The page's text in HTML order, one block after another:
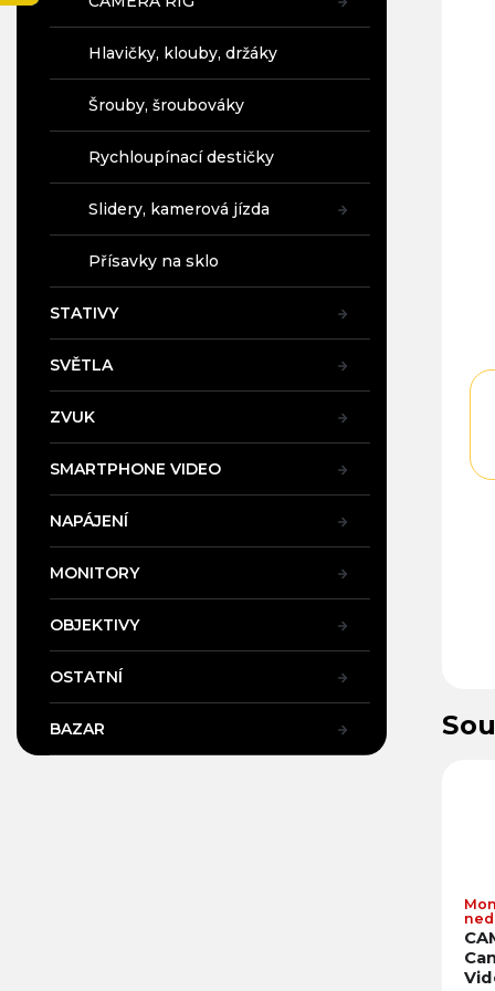
Hlavičky, klouby, držáky
Šrouby, šroubováky
Rychloupínací destičky
Slidery, kamerová jízda
Přísavky na sklo
STATIVY
SVĚTLA
ZVUK
SMARTPHONE VIDEO
NAPÁJENÍ
MONITORY
OBJEKTIVY
OSTATNÍ
BAZAR